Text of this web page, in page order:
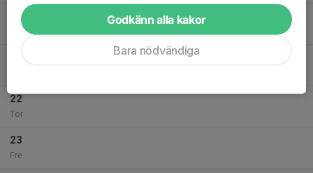
20
22
Tor
23
Fre
Godkänn alla kakor
Bara nödvändiga